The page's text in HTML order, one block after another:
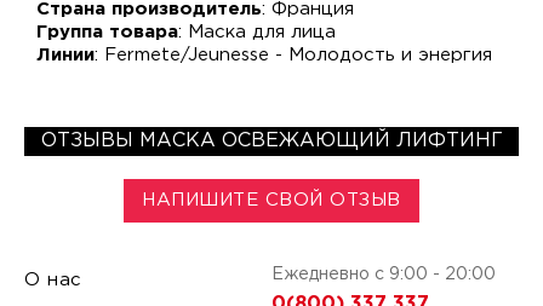
Страна производитель: Франция
Группа товара: Маска для лица
Линии: Fermete/Jeunesse - Молодость и энергия
ОТЗЫВЫ МАСКА ОСВЕЖАЮЩИЙ ЛИФТИНГ
НАПИШИТЕ СВОЙ ОТЗЫВ
О нас Ежедневно с 9:00 - 20:00